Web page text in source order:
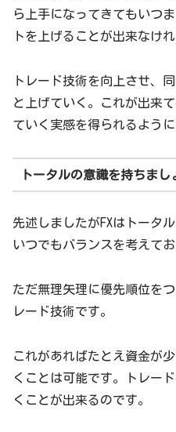
ら上手になってきてもいつ
トを上げることが出来なけ
トレード技術を向上させ、
と上げていく。これが出来
ていく実感を得られるように
トータルの意識を持ちまし
先述しましたがFXはトータ
いつでもバランスを考えて
ただ無理矢理に優先順位を
レード技術です。
これがあればたとえ資金が
くことは可能です。トレー
くことが出来るのです。